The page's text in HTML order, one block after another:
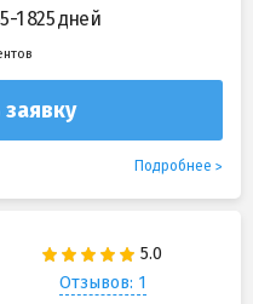
1 825 дней
Подробнее
Отзывов: 1